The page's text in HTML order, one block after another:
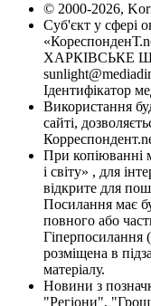
© 2000-2026,
Суб'єкт у сфері
ХАРКІВСЬКЕ
Ідентифікатор
Використання
сайті,
При копіюванні
і світу» , для
відкрите для
Посилання має
повного або
Гіперпосилання
розміщена в
матеріалу.
Новини з
"Регіони",